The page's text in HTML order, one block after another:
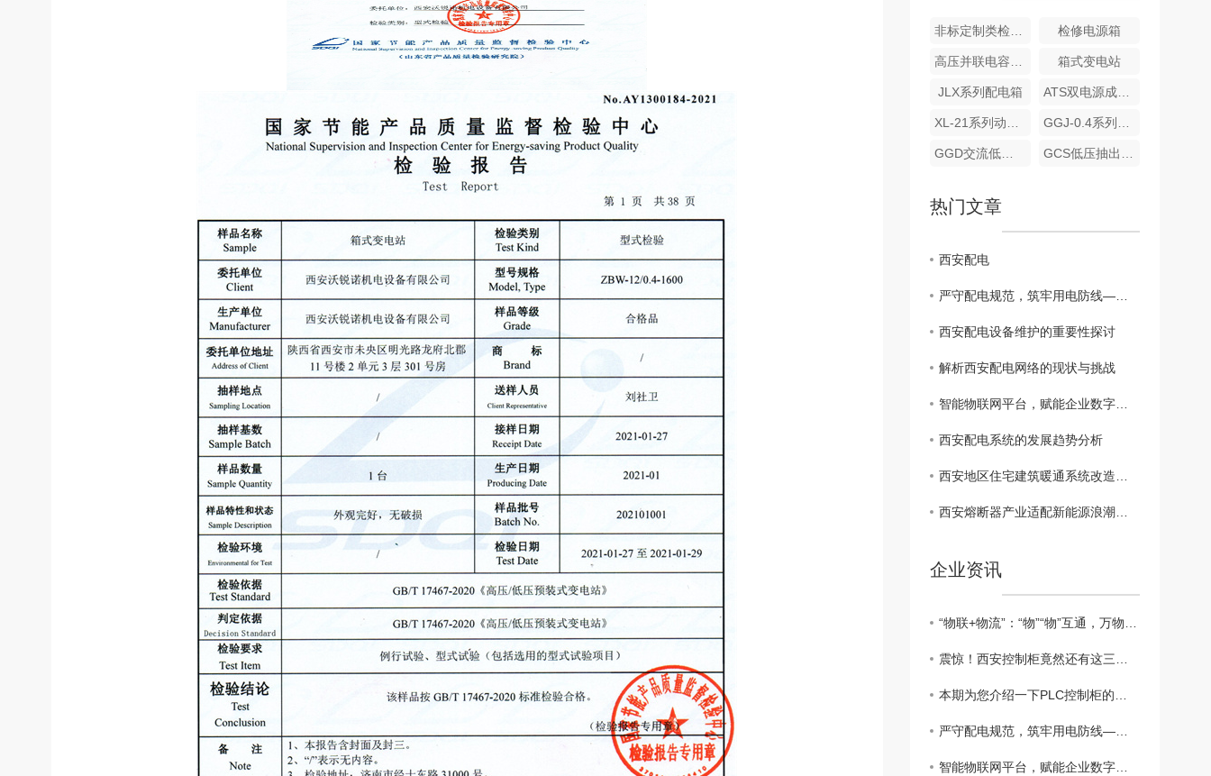
非标定制类检修柜 检修电源箱
高压并联电容成套补偿装置 箱式变电站
JLX系列配电箱 ATS双电源成套装置
XL-21系列动力柜 GGJ-0.4系列低压电容补偿柜
GGD交流低压配电柜 GCS低压抽出式开关柜
热门文章
西安配电
严守配电规范，筑牢用电防线——配电箱 管理与运维知识科普
西安配电设备维护的重要性探讨
解析西安配电网络的现状与挑战
智能物联网平台，赋能企业数字化转型升级
西安配电系统的发展趋势分析
西安地区住宅建筑暖通系统改造探讨
西安熔断器产业适配新能源浪潮，定制化电路保护赋能多元场景
企业资讯
“物联+物流”：“物”“物”互通，万物智联
震惊！西安控制柜竟然还有这三种扩展功能！
本期为您介绍一下PLC控制柜的接线工艺步骤
严守配电规范，筑牢用电防线——配电箱 管理与运维知识科普
智能物联网平台，赋能企业数字化转型升级